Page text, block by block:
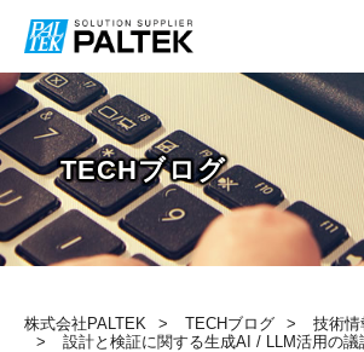
株式会社PALTEK TECHブログ
技術情
設計と検証に関する生成AI / LLM活用の
TECHブログ